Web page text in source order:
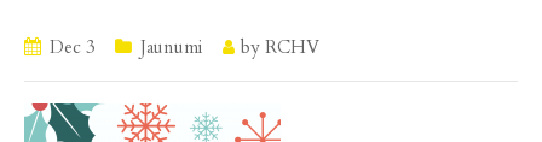
Dec 3 Jaunumi by RCHV